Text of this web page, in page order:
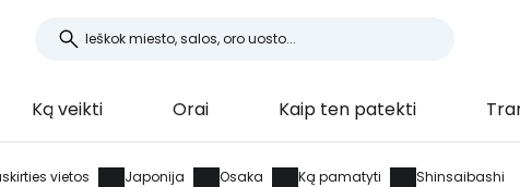
Ką veikti Orai Kaip ten patekti
vietos Japonija Osaka Ką pamatyti Shinsaibashi